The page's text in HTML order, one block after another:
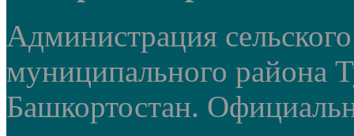
Администрация
муниципального района
Башкортостан.